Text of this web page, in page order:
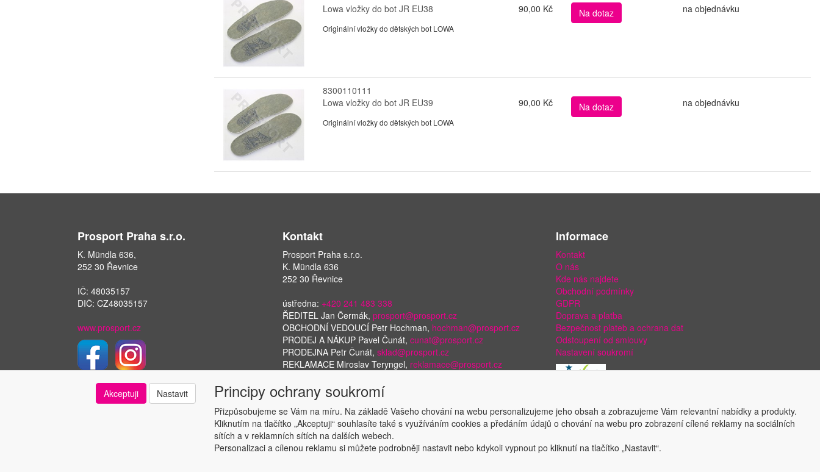
Lowa vložky do bot JR EU38
90,00 Kč Na dotaz na objednávku
Originální vložky do dětských bot LOWA
8300110111
Lowa vložky do bot JR EU39
90,00 Kč Na dotaz na objednávku
Originální vložky do dětských bot LOWA
Prosport Praha s.r.o.
K. Mündla 636,
252 30 Řevnice
IČ: 48035157
DIČ: CZ48035157
www.prosport.cz
Kontakt
Prosport Praha s.r.o.
K. Mündla 636
252 30 Řevnice
ústředna: +420 241 483 338
ŘEDITEL Jan Čermák, prosport@prosport.cz
OBCHODNÍ VEDOUCÍ Petr Hochman, hochman@prosport.cz
PRODEJ A NÁKUP Pavel Čunát, cunat@prosport.cz
PRODEJNA Petr Čunát, sklad@prosport.cz
REKLAMACE Miroslav Teryngel, reklamace@prosport.cz
Informace
Kontakt
O nás
Kde nás najdete
Obchodní podmínky
GDPR
Doprava a platba
Bezpečnost plateb a ochrana dat
Odstoupení od smlouvy
Nastavení soukromí
Copyright © ABRA Software a.s. 2018
Akceptuji Nastavit Principy ochrany soukromí
Přizpůsobujeme se Vám na míru. Na základě Vašeho chování na webu personalizujeme jeho obsah a zobrazujeme Vám relevantní nabídky a produkty.
Kliknutím na tlačítko „Akceptuji“ souhlasíte také s využíváním cookies a předáním údajů o chování na webu pro zobrazení cílené reklamy na sociálních
sítích a v reklamních sítích na dalších webech.
Personalizaci a cílenou reklamu si můžete podrobněji nastavit nebo kdykoli vypnout po kliknutí na tlačítko „Nastavit“.